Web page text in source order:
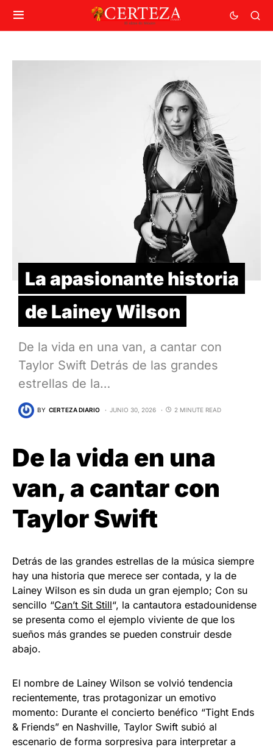
La apasionante historia
de Lainey Wilson
De la vida en una van, a cantar con
Taylor Swift Detrás de las grandes
estrellas de la…
BY CERTEZA DIARIO JUNIO 30, 2026 2 MINUTE READ
De la vida en una
van, a cantar con
Taylor Swift
Detrás de las grandes estrellas de la música siempre
hay una historia que merece ser contada, y la de
Lainey Wilson es sin duda un gran ejemplo; Con su
sencillo “Can’t Sit Still“, la cantautora estadounidense
se presenta como el ejemplo viviente de que los
sueños más grandes se pueden construir desde
abajo.
El nombre de Lainey Wilson se volvió tendencia
recientemente, tras protagonizar un emotivo
momento: Durante el concierto benéfico “Tight Ends
& Friends” en Nashville, Taylor Swift subió al
escenario de forma sorpresiva para interpretar a